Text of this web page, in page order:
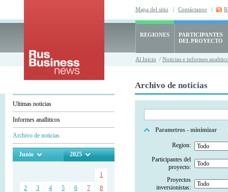
Mapa del sitio | Contáctanos |
REGIONES
PARTICIPANTES
DEL PROYECTO
Al Inicio / Noticias e informes
Ultimas noticias
Informes analliticos
Archivo de noticias
Junio 2025
1
2
3 4 5 6 7
8
Archivo de noticias
Parametros - minimizar
Region:
Participantes del
proyecto:
Proyectos
inversionistas: